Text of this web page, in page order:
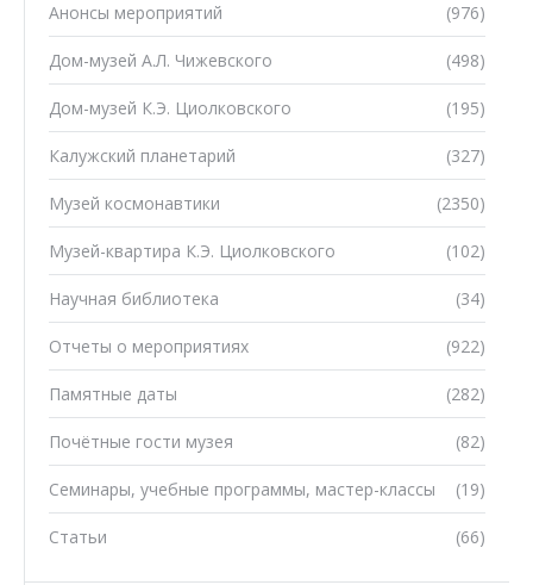
(976)
Анонсы мероприятий
(498)
Дом-музей А.Л. Чижевского
(195)
Дом-музей К.Э. Циолковского
(327)
Калужский планетарий
(2350)
Музей космонавтики
(102)
Музей-квартира К.Э. Циолковского
(34)
Научная библиотека
(922)
Отчеты о мероприятиях
(282)
Памятные даты
(82)
Почётные гости музея
(19)
Семинары, учебные программы, мастер-классы
(66)
Статьи